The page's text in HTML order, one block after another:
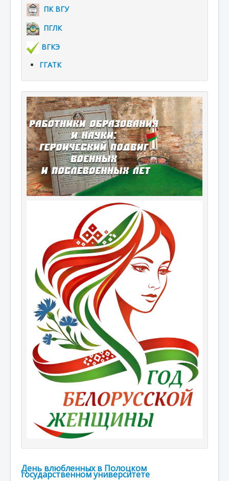
ПК ВГУ
ПГЛК
ВГКЭ
ГГАТК
День влюбленных в Полоцком
государственном университете